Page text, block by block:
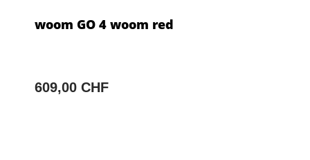
woom GO 4 woom red
609,00 CHF